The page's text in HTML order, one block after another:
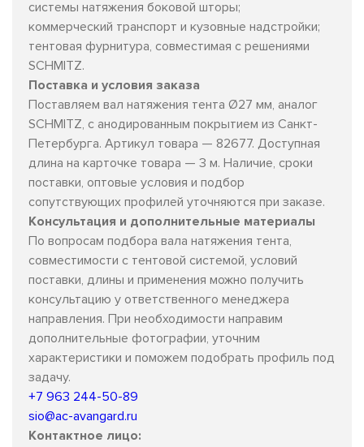
системы натяжения боковой шторы;
коммерческий транспорт и кузовные надстройки;
тентовая фурнитура, совместимая с решениями
SCHMITZ.
Поставка и условия заказа
Поставляем вал натяжения тента Ø27 мм, аналог
SCHMITZ, с анодированным покрытием из Санкт-
Петербурга. Артикул товара — 82677. Доступная
длина на карточке товара — 3 м. Наличие, сроки
поставки, оптовые условия и подбор
сопутствующих профилей уточняются при заказе.
Консультация и дополнительные материалы
По вопросам подбора вала натяжения тента,
совместимости с тентовой системой, условий
поставки, длины и применения можно получить
консультацию у ответственного менеджера
направления. При необходимости направим
дополнительные фотографии, уточним
характеристики и поможем подобрать профиль под
задачу.
+7 963 244-50-89
sio@ac-avangard.ru
Контактное лицо: